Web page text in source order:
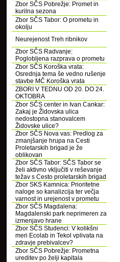
Zbor SČS Pobrežje: Promet in
kurilna sezona
Zbor SČS Tabor: O prometu in
okolju
Neurejenost Treh ribnikov
Zbor SČS Radvanje:
Poglobljena razprava o prometu
Zbor SČS Koroška vrata:
Osrednja tema še vedno rušenje
stavbe MČ Koroška vrata
ZBORI V TEDNU OD 20. DO 24.
OKTOBRA
Zbor SČS center in Ivan Cankar:
Zakaj je Židovska ulica
nedostopna stanovalcem
Židovske ulice?
Zbor SČS Nova vas: Predlog za
zmanjšanje hrupa na Cesti
Proletarskih brigad je že
oblikovan
Zbor SČS Tabor: SČS Tabor se
želi aktivno vključiti v reševanje
težav s Cesto proletarskih brigad
Zbor SKS Kamnica: Prioritetne
naloge so kanalizcija ter večja
varnost in urejenost v prometu
Zbor SČS Magdalena:
Magdalenski park neprimeren za
izmenjavo hrane
Zbor SČS Studenci: V kolikšni
meri Ecolab in Tekol vplivata na
zdravje prebivalcev?
Zbor SČS Pobrežje: Prometna
ureditev po želji kapitala